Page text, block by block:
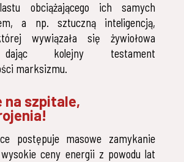
obciążającego ich samych
a np. sztuczną inteligencją,
wywiązała się żywiołowa
kolejny testament
marksizmu.
na szpitale,
postępuje masowe zamykanie
ceny energii z powodu lat